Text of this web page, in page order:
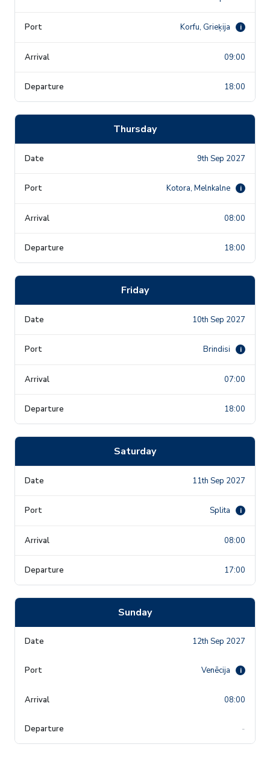
Korfu, Grieķija i
09:00
18:00
Thursday
9th Sep 2027
Kotora, Melnkalne i
08:00
18:00
Friday
10th Sep 2027
Brindisi i
07:00
18:00
Saturday
11th Sep 2027
Splita i
08:00
17:00
Sunday
12th Sep 2027
Venēcija i
08:00
-